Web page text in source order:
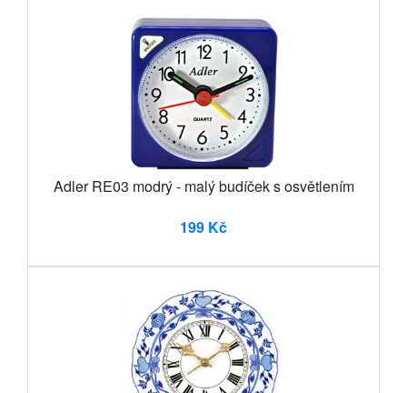
Adler RE03 modrý - malý budíček s osvětlením
199 Kč